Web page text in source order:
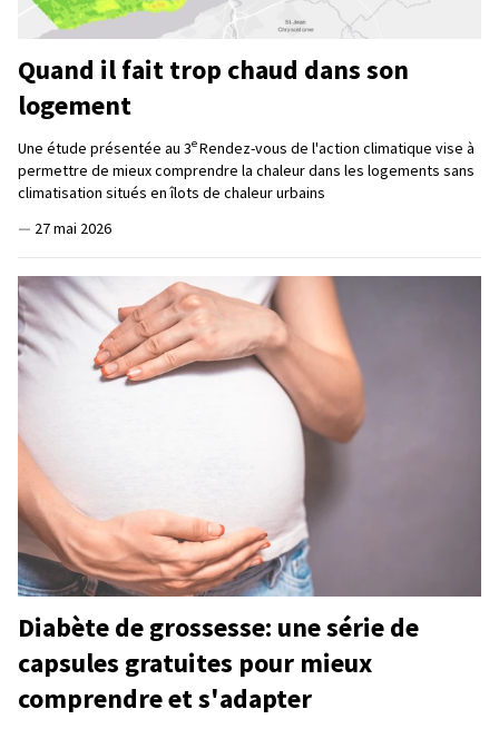
Quand il fait trop chaud dans son
logement
Une étude présentée au 3eRendez-vous de l'action climatique vise à
permettre de mieux comprendre la chaleur dans les logements sans
climatisation situés en îlots de chaleur urbains
— 27 mai 2026
Diabète de grossesse: une série de
capsules gratuites pour mieux
comprendre et s'adapter